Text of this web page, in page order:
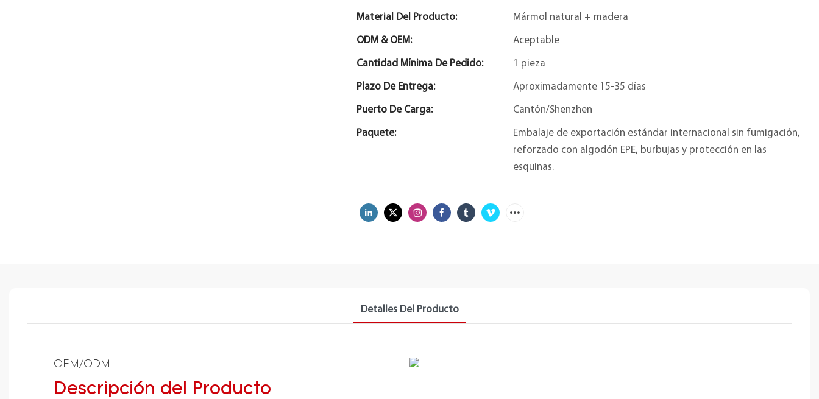
Material Del Producto: Mármol natural + madera
ODM & OEM: Aceptable
Cantidad Mínima De Pedido: 1 pieza
Plazo De Entrega: Aproximadamente 15-35 días
Puerto De Carga: Cantón/Shenzhen
Paquete:
Embalaje de exportación estándar internacional sin fumigación,
reforzado con algodón EPE, burbujas y protección en las
esquinas.
Detalles Del Producto
OEM/ODM
Descripción del Producto